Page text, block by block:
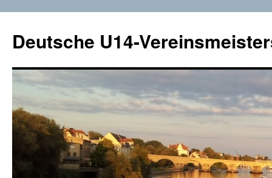
Deutsche U14-